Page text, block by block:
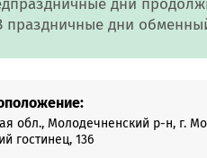
дни
праздничные дни
обл., Молодечненский р-н, г.
гостинец, 136